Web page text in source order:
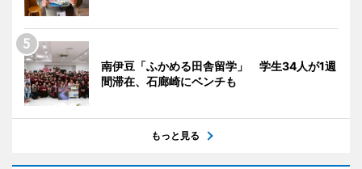
南伊豆「ふかめる田舎留学」 学生34人が1週
間滞在、石廊崎にベンチも
もっと見る